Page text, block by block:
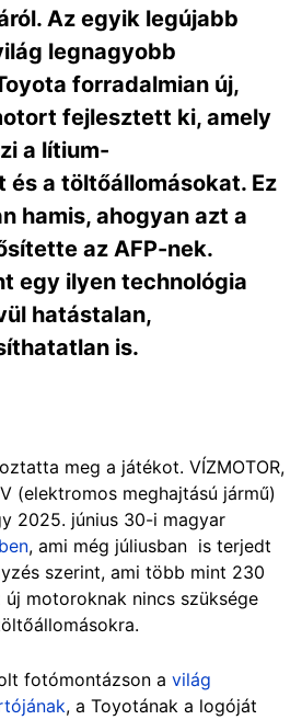
Az egyik legújabb
legnagyobb
forradalmian új,
fejlesztett ki, amely
a lítium-
a töltőállomásokat. Ez
hamis, ahogyan azt a
az AFP-nek.
egy ilyen technológia
hatástalan,
is.
meg a játékot. VÍZMOTOR,
(elektromos meghajtású jármű)
2025. június 30-i magyar
, ami még júliusban is terjedt
szerint, ami több mint 230
motoroknak nincs szüksége
fotómontázson a világ
, a Toyotának a logóját